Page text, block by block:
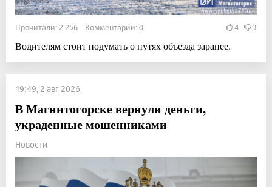
Прочитали: 2 256 Комментарии: 0 4 3
Водителям стоит подумать о путях объезда заранее.
19:49, 2 авг 2026
В Магнитогорске вернули деньги,
украденные мошенниками
Новости